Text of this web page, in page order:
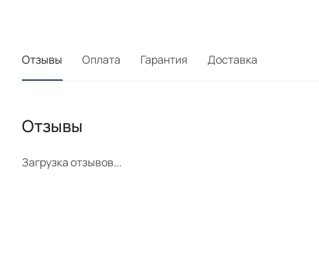
Отзывы Оплата Гарантия Доставка
Отзывы
Загрузка отзывов...